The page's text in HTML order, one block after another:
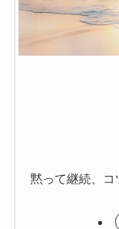
黙って継続、コ